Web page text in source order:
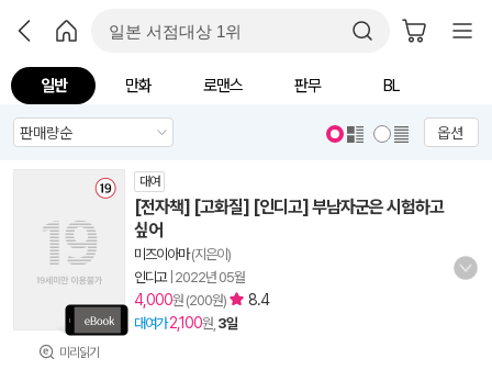
일반 만화 로맨스 판무 BL
옵션
미리읽기
대여
[전자책] [고화질] [인디고] 부남자군은 시험하고
싶어
미즈이아마(지은이)
인디고| 2022년 05월
4,000원 (200원) 8.4
대여가 2,100원, 3일